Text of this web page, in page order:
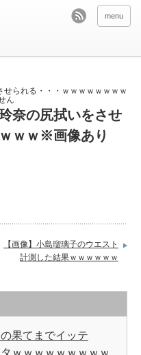
menu
せられる・・・ｗｗｗｗｗｗｗｗ
ん
奈の尻拭いをさせ
ｗｗ※画像あり
【画像】小島瑠璃子のウエスト
計測した結果ｗｗｗｗｗｗ
果てまでイッテ
ｗｗｗｗｗｗｗｗｗ